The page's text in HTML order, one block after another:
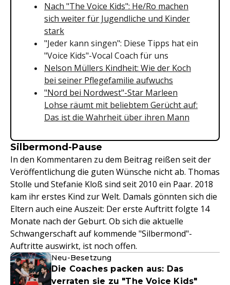
Nach "The Voice Kids": He/Ro machen
sich weiter für Jugendliche und Kinder
stark
"Jeder kann singen": Diese Tipps hat ein
"Voice Kids"-Vocal Coach für uns
Nelson Müllers Kindheit: Wie der Koch
bei seiner Pflegefamilie aufwuchs
"Nord bei Nordwest"-Star Marleen
Lohse räumt mit beliebtem Gerücht auf:
Das ist die Wahrheit über ihren Mann
Silbermond-Pause
In den Kommentaren zu dem Beitrag reißen seit der
Veröffentlichung die guten Wünsche nicht ab. Thomas
Stolle und Stefanie Kloß sind seit 2010 ein Paar. 2018
kam ihr erstes Kind zur Welt. Damals gönnten sich die
Eltern auch eine Auszeit: Der erste Auftritt folgte 14
Monate nach der Geburt. Ob sich die aktuelle
Schwangerschaft auf kommende "Silbermond"-
Auftritte auswirkt, ist noch offen.
Neu-Besetzung
Die Coaches packen aus: Das
verraten sie zu "The Voice Kids"